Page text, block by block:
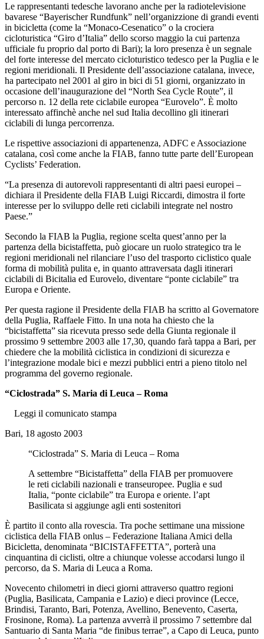
Le rappresentanti tedesche lavorano anche per la radiotelevisione
bavarese “Bayerischer Rundfunk” nell’organizzione di grandi eventi
in bicicletta (come la “Monaco-Cesenatico” o la crociera
cicloturistica “Giro d’Italia” dello scorso maggio la cui partenza
ufficiale fu proprio dal porto di Bari); la loro presenza è un segnale
del forte interesse del mercato cicloturistico tedesco per la Puglia e le
regioni meridionali. Il Presidente dell’associazione catalana, invece,
ha partecipato nel 2001 al giro in bici di 51 giorni, organizzato in
occasione dell’inaugurazione del “North Sea Cycle Route”, il
percorso n. 12 della rete ciclabile europea “Eurovelo”. È molto
interessato affinchè anche nel sud Italia decollino gli itinerari
ciclabili di lunga percorrenza.
Le rispettive associazioni di appartenenza, ADFC e Associazione
catalana, così come anche la FIAB, fanno tutte parte dell’European
Cyclists’ Federation.
“La presenza di autorevoli rappresentanti di altri paesi europei –
dichiara il Presidente della FIAB Luigi Riccardi, dimostra il forte
interesse per lo sviluppo delle reti ciclabili integrate nel nostro
Paese.”
Secondo la FIAB la Puglia, regione scelta quest’anno per la
partenza della bicistaffetta, può giocare un ruolo strategico tra le
regioni meridionali nel rilanciare l’uso del trasporto ciclistico quale
forma di mobilità pulita e, in quanto attraversata dagli itinerari
ciclabili di Bicitalia ed Eurovelo, diventare “ponte ciclabile” tra
Europa e Oriente.
Per questa ragione il Presidente della FIAB ha scritto al Governatore
della Puglia, Raffaele Fitto. In una nota ha chiesto che la
“bicistaffetta” sia ricevuta presso sede della Giunta regionale il
prossimo 9 settembre 2003 alle 17,30, quando farà tappa a Bari, per
chiedere che la mobilità ciclistica in condizioni di sicurezza e
l’integrazione modale bici e mezzi pubblici entri a pieno titolo nel
programma del governo regionale.
“Ciclostrada” S. Maria di Leuca – Roma
Leggi il comunicato stampa
Bari, 18 agosto 2003
“Ciclostrada” S. Maria di Leuca – Roma
A settembre “Bicistaffetta” della FIAB per promuovere
le reti ciclabili nazionali e transeuropee. Puglia e sud
Italia, “ponte ciclabile” tra Europa e oriente. l’apt
Basilicata si aggiunge agli enti sostenitori
È partito il conto alla rovescia. Tra poche settimane una missione
ciclistica della FIAB onlus – Federazione Italiana Amici della
Bicicletta, denominata “BICISTAFFETTA”, porterà una
cinquantina di ciclisti, oltre a chiunque volesse accodarsi lungo il
percorso, da S. Maria di Leuca a Roma.
Novecento chilometri in dieci giorni attraverso quattro regioni
(Puglia, Basilicata, Campania e Lazio) e dieci province (Lecce,
Brindisi, Taranto, Bari, Potenza, Avellino, Benevento, Caserta,
Frosinone, Roma). La partenza avverrà il prossimo 7 settembre dal
Santuario di Santa Maria “de finibus terrae”, a Capo di Leuca, punto